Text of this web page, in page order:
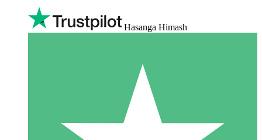
Hasanga Himash